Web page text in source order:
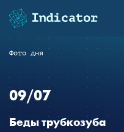
Фото дня
09/07
Беды трубкозуба